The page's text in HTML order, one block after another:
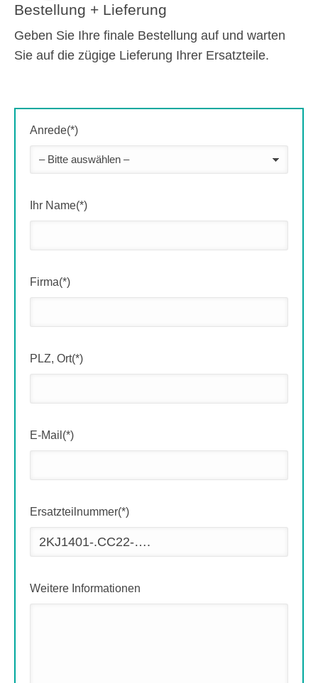
Bestellung + Lieferung
Geben Sie Ihre finale Bestellung auf und warten
Sie auf die zügige Lieferung Ihrer Ersatzteile.
Anrede(*)
Ihr Name(*)
Firma(*)
PLZ, Ort(*)
E-Mail(*)
Ersatzteilnummer(*)
Weitere Informationen